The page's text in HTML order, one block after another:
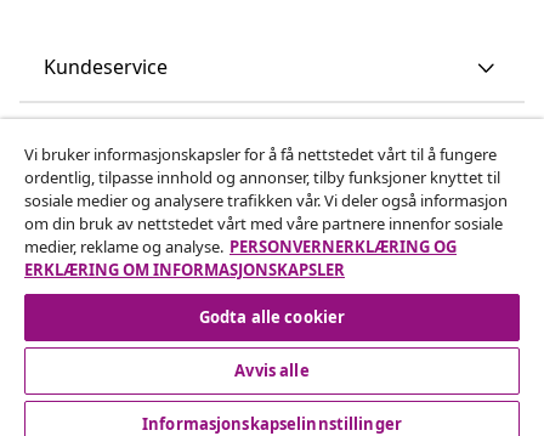
Kundeservice
vidaXL
Oppdag mer
Vi bruker informasjonskapsler for å få nettstedet vårt til å fungere
ordentlig, tilpasse innhold og annonser, tilby funksjoner knyttet til
sosiale medier og analysere trafikken vår. Vi deler også informasjon
om din bruk av nettstedet vårt med våre partnere innenfor sosiale
medier, reklame og analyse. PERSONVERNERKLÆRING OG
ERKLÆRING OM INFORMASJONSKAPSLER
Godta alle cookier
Avvis alle
Informasjonskapselinnstillinger